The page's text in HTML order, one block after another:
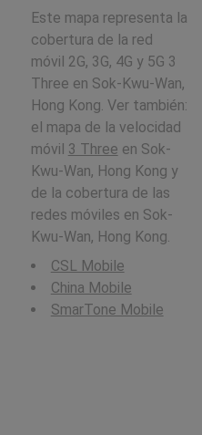
Este mapa representa la
cobertura de la red
móvil 2G, 3G, 4G y 5G 3
Three en Sok-Kwu-Wan,
Hong Kong. Ver también:
el mapa de la velocidad
móvil 3 Three en Sok-
Kwu-Wan, Hong Kong y
de la cobertura de las
redes móviles en Sok-
Kwu-Wan, Hong Kong.
CSL Mobile
China Mobile
SmarTone Mobile